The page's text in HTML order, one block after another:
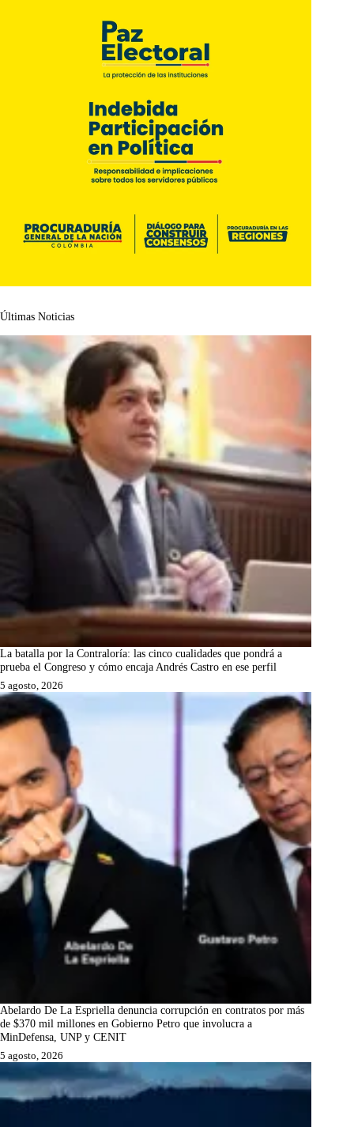
Últimas Noticias
La batalla por la Contraloría: las cinco cualidades que pondrá a
prueba el Congreso y cómo encaja Andrés Castro en ese perfil
5 agosto, 2026
Abelardo De La Espriella denuncia corrupción en contratos por más
de $370 mil millones en Gobierno Petro que involucra a
MinDefensa, UNP y CENIT
5 agosto, 2026